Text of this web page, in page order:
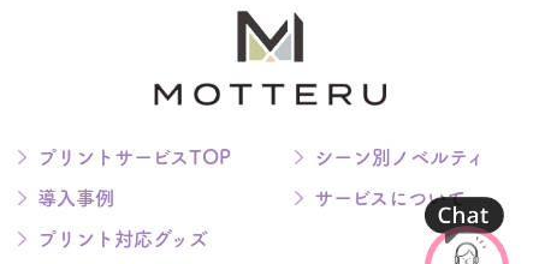
プリントサービスTOP シーン別ノベルティ
導入事例 サービスについて
プリント対応グッズ